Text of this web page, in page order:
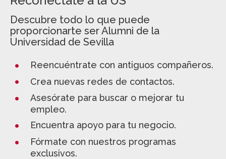
Descubre todo lo que puede
proporcionarte ser Alumni de la
Universidad de Sevilla
Reencuéntrate con antiguos compañeros.
Crea nuevas redes de contactos.
Asesórate para buscar o mejorar tu
empleo.
Encuentra apoyo para tu negocio.
Fórmate con nuestros programas
exclusivos.